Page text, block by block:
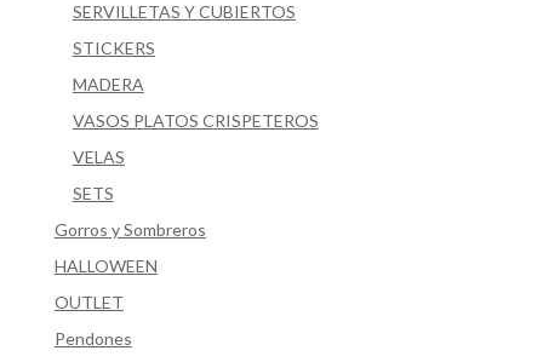
SERVILLETAS Y CUBIERTOS
STICKERS
MADERA
VASOS PLATOS CRISPETEROS
VELAS
SETS
Gorros y Sombreros
HALLOWEEN
OUTLET
Pendones